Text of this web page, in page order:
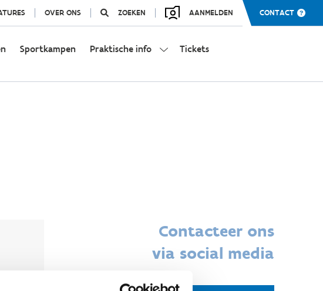
OVER ONS ZOEKEN AANMELDEN CONTACT
Sportkampen Praktische info Tickets
Contacteer ons
via social media